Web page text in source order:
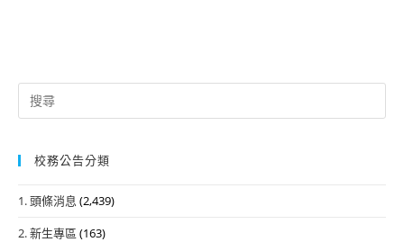
Search
for:
校務公告分類
1. 頭條消息 (2,439)
2. 新生專區 (163)